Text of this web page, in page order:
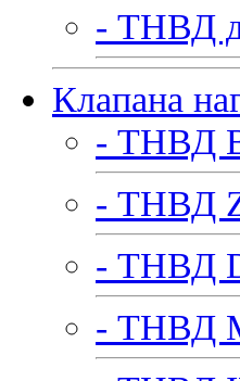
- ТНВД
Клапана
- ТНВД
- ТНВД
- ТНВД
- ТНВД